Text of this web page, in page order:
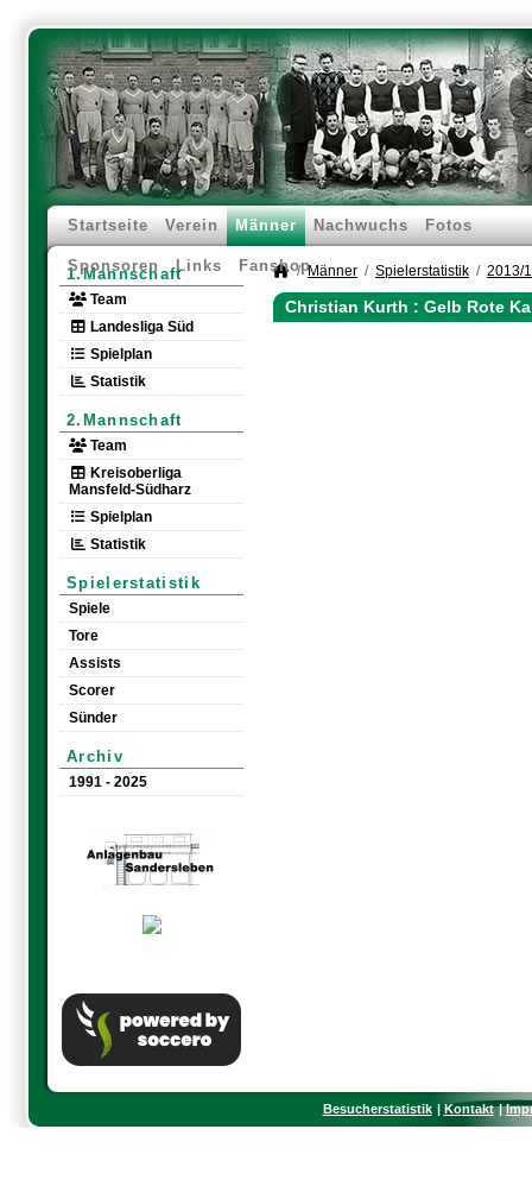
Startseite Verein Männer Nachwuchs Fotos
Sponsoren Links Fanshop
1.Mannschaft
Team
Landesliga Süd
Spielplan
Statistik
2.Mannschaft
Team
Kreisoberliga
Mansfeld-Südharz
Spielplan
Statistik
Spielerstatistik
Spiele
Tore
Assists
Scorer
Sünder
Archiv
1991 - 2025
Männer Spielerstatistik 2013/
Christian Kurth : Gelb Rote
Besucherstatistik Kontakt